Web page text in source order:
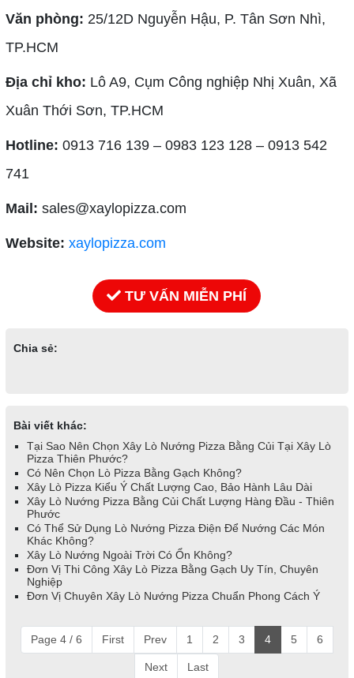
Văn phòng: 25/12D Nguyễn Hậu, P. Tân Sơn Nhì,
TP.HCM
Địa chỉ kho: Lô A9, Cụm Công nghiệp Nhị Xuân, Xã
Xuân Thới Sơn, TP.HCM
Hotline: 0913 716 139 – 0983 123 128 – 0913 542
741
Mail: sales@xaylopizza.com
Website: xaylopizza.com
TƯ VẤN MIỄN PHÍ
Chia sẻ:
Bài viết khác:
Tại Sao Nên Chọn Xây Lò Nướng Pizza Bằng Củi Tại Xây Lò
Pizza Thiên Phước?
Có Nên Chọn Lò Pizza Bằng Gạch Không?
Xây Lò Pizza Kiểu Ý Chất Lượng Cao, Bảo Hành Lâu Dài
Xây Lò Nướng Pizza Bằng Củi Chất Lượng Hàng Đầu - Thiên
Phước
Có Thể Sử Dụng Lò Nướng Pizza Điện Để Nướng Các Món
Khác Không?
Xây Lò Nướng Ngoài Trời Có Ổn Không?
Đơn Vị Thi Công Xây Lò Pizza Bằng Gạch Uy Tín, Chuyên
Nghiệp
Đơn Vị Chuyên Xây Lò Nướng Pizza Chuẩn Phong Cách Ý
Page 4 / 6 First Prev 1 2 3 4 5 6
Next Last